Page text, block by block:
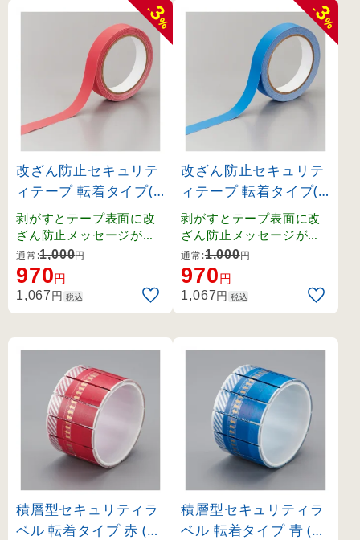
-
3
%
改ざん防止セキュリテ
ィテープ 転着タイプ(2
0mm幅) 赤 (262046)
剥がすとテープ表面に改
ざん防止メッセージが現
れ、被着体にメッセージ
が転写されるタイプ。
通常:1,000円
970円
1,067円 税込
-
3
%
改ざん防止セキュリテ
ィテープ 転着タイプ(2
0mm幅) 青 (262047)
剥がすとテープ表面に改
ざん防止メッセージが現
れ、被着体にメッセージ
が転写されるタイプ。
通常:1,000円
970円
1,067円 税込
積層型セキュリティラ
ベル 転着タイプ 赤 (26
積層型セキュリティラ
ベル 転着タイプ 青 (26